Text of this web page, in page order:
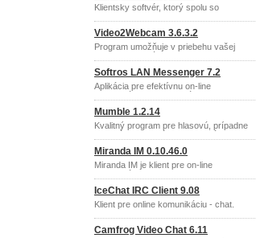
Klientsky softvér, ktorý spolu so
ponúka riešenie pre bezpečnú online
komunikáciu a transfer súborov vo
firemných sieťach.
Video2Webcam 3.6.3.2
Program umožňuje v priebehu vašej
online konverzácie (MSN, Camfrog,
Skype, ICQ, AIM, Paltalk, Yahoo
Messenger, …) prehrávať videoklipy.
Softros LAN Messenger 7.2
Aplikácia pre efektívnu on-line
komunikáciu a prenos súborov v LAN
sieťach.
Mumble 1.2.14
Kvalitný program pre hlasovú, prípadne
textovú, komunikáciu v skupinách,
primárne vyvinutý na komunikáciu
hráčov internetových hier.
Miranda IM 0.10.46.0
Miranda IM je klient pre on-line
komunikáciu (chat).
IceChat IRC Client 9.08
Klient pre online komunikáciu - chat.
Camfrog Video Chat 6.11